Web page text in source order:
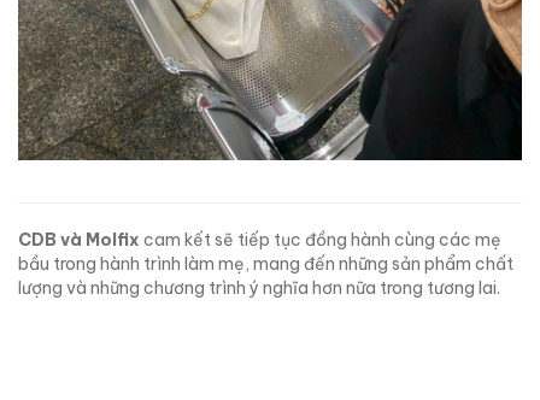
CDB và Molfix cam kết sẽ tiếp tục đồng hành cùng các mẹ
bầu trong hành trình làm mẹ, mang đến những sản phẩm chất
lượng và những chương trình ý nghĩa hơn nữa trong tương lai.